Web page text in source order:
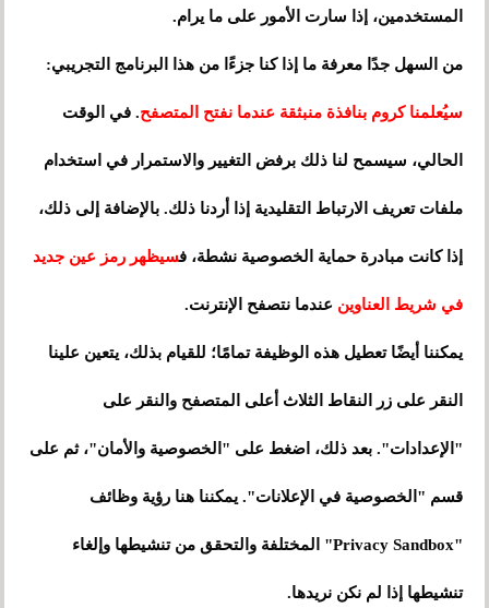
المستخدمين، إذا سارت الأمور على ما يرام.
من السهل جدًا معرفة ما إذا كنا جزءًا من هذا البرنامج التجريبي:
سيُعلمنا كروم بنافذة منبثقة عندما نفتح المتصفح. في الوقت
الحالي، سيسمح لنا ذلك برفض التغيير والاستمرار في استخدام
ملفات تعريف الارتباط التقليدية إذا أردنا ذلك. بالإضافة إلى ذلك،
إذا كانت مبادرة حماية الخصوصية نشطة، فسيظهر رمز عين جديد
في شريط العناوين عندما نتصفح الإنترنت.
يمكننا أيضًا تعطيل هذه الوظيفة تمامًا؛ للقيام بذلك، يتعين علينا
النقر على زر النقاط الثلاث أعلى المتصفح والنقر على
"الإعدادات". بعد ذلك، اضغط على "الخصوصية والأمان"، ثم على
قسم "الخصوصية في الإعلانات". يمكننا هنا رؤية وظائف
"Privacy Sandbox" المختلفة والتحقق من تنشيطها وإلغاء
تنشيطها إذا لم نكن نريدها.